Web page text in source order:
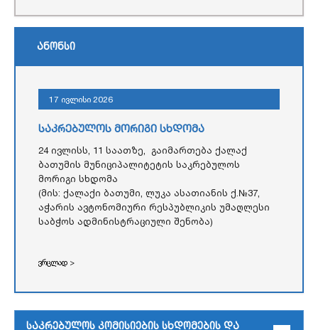
ანონსი
17 ივლისი 2026
საკრებულოს მორიგი სხდომა
24 ივლისს, 11 საათზე, გაიმართება ქალაქ
ბათუმის მუნიციპალიტეტის საკრებულოს
მორიგი სხდომა
(მის: ქალაქი ბათუმი, ლუკა ასათიანის ქ.№37,
აჭარის ავტონომიური რესპუბლიკის უმაღლესი
საბჭოს ადმინისტრაციული შენობა)
ვრცლად >
საკრებულოს კომისიების სხდომების და